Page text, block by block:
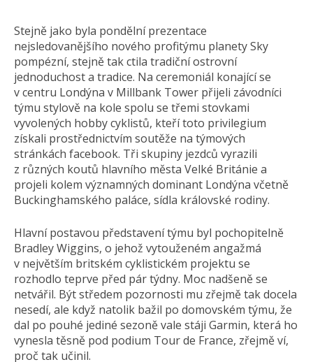
Stejně jako byla pondělní prezentace
nejsledovanějšího nového profitýmu planety Sky
pompézní, stejně tak ctila tradiční ostrovní
jednoduchost a tradice. Na ceremoniál konající se
v centru Londýna v Millbank Tower přijeli závodníci
týmu stylově na kole spolu se třemi stovkami
vyvolených hobby cyklistů, kteří toto privilegium
získali prostřednictvím soutěže na týmových
stránkách facebook. Tři skupiny jezdců vyrazili
z různých koutů hlavního města Velké Británie a
projeli kolem významných dominant Londýna včetně
Buckinghamského paláce, sídla královské rodiny.
Hlavní postavou představení týmu byl pochopitelně
Bradley Wiggins, o jehož vytouženém angažmá
v největším britském cyklistickém projektu se
rozhodlo teprve před pár týdny. Moc nadšeně se
netvářil. Být středem pozornosti mu zřejmě tak docela
nesedí, ale když natolik bažil po domovském týmu, že
dal po pouhé jediné sezoně vale stáji Garmin, která ho
vynesla těsně pod podium Tour de France, zřejmě ví,
proč tak učinil.